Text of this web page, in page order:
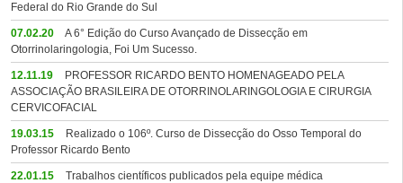
Federal do Rio Grande do Sul
07.02.20
A 6° Edição do Curso Avançado de Dissecção em
Otorrinolaringologia, Foi Um Sucesso.
12.11.19
PROFESSOR RICARDO BENTO HOMENAGEADO PELA
ASSOCIAÇÃO BRASILEIRA DE OTORRINOLARINGOLOGIA E CIRURGIA
CERVICOFACIAL
19.03.15
Realizado o 106º. Curso de Dissecção do Osso Temporal do
Professor Ricardo Bento
22.01.15 Trabalhos científicos publicados pela equipe médica